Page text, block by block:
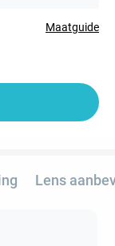
Maatguide
Lens